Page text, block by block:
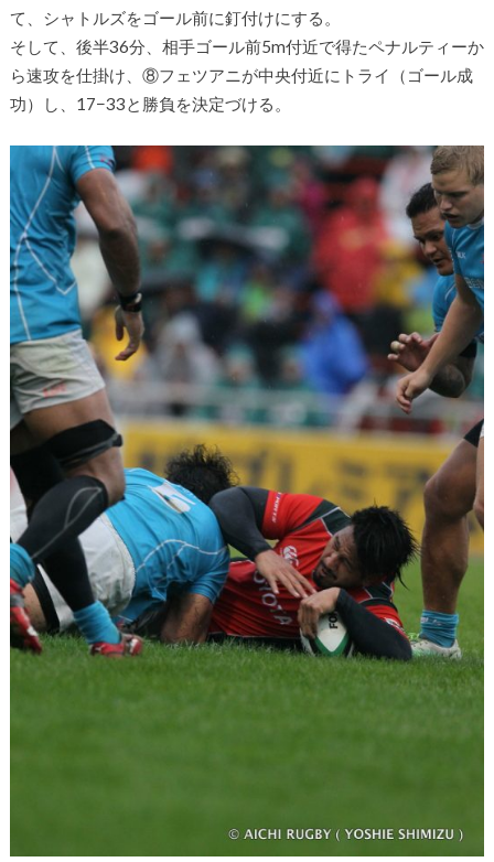
て、シャトルズをゴール前に釘付けにする。
そして、後半36分、相手ゴール前5m付近で得たペナルティーか
ら速攻を仕掛け、⑧フェツアニが中央付近にトライ（ゴール成
功）し、17−33と勝負を決定づける。